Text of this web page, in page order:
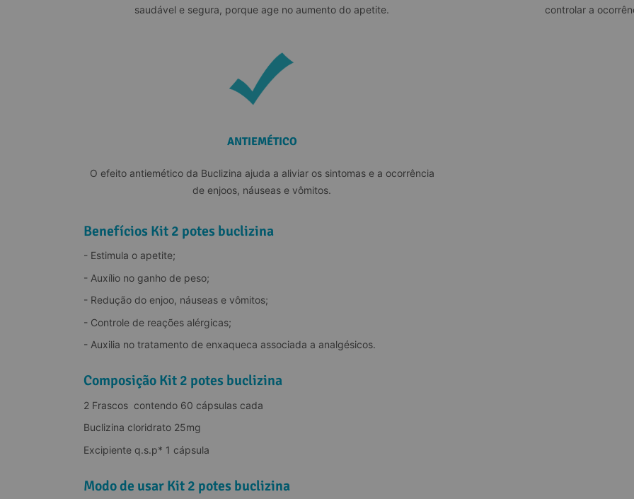
saudável e segura, porque age no aumento do apetite.
controlar a
ANTIEMÉTICO
O efeito antiemético da Buclizina ajuda a aliviar os sintomas e a ocorrência
de enjoos, náuseas e vômitos.
Benefícios Kit 2 potes buclizina
- Estimula o apetite;
- Auxílio no ganho de peso;
- Redução do enjoo, náuseas e vômitos;
- Controle de reações alérgicas;
- Auxilia no tratamento de enxaqueca associada a analgésicos.
Composição Kit 2 potes buclizina
2 Frascos  contendo 60 cápsulas cada
Buclizina cloridrato 25mg
Excipiente q.s.p* 1 cápsula
Modo de usar Kit 2 potes buclizina